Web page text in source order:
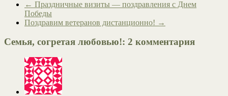
← Праздничные визиты — поздравления с Днем
Победы
Поздравим ветеранов дистанционно! →
Семья, согретая любовью!: 2 комментария